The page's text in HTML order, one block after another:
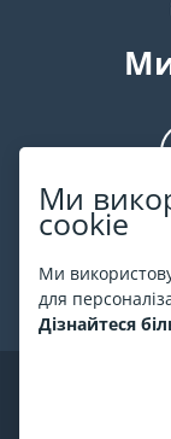
Ми
cookie
Ми
для
Дізнайтеся
На
України. Всі